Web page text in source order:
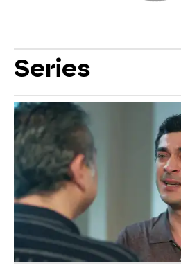
Series